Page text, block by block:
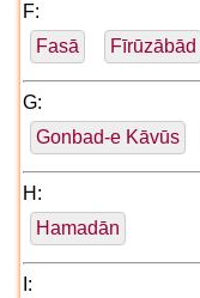
F:
Fasā
Fīrūzābād
G:
Gonbad-e Kāvūs
H:
Hamadān
I: